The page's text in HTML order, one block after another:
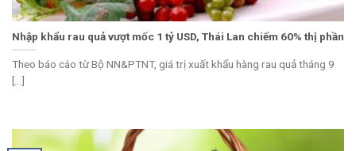
Nhập khẩu rau quả vượt mốc 1 tỷ USD, Thái Lan chiếm 60% thị phần
Theo báo cáo từ Bộ NN&PTNT, giá trị xuất khẩu hàng rau quả tháng 9
[...]